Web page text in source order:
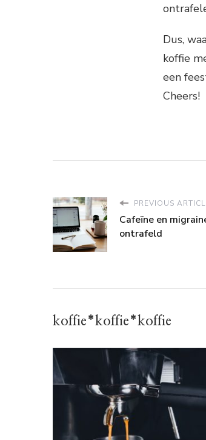
Dus,
koffie
een
Cheers!
PREVIOUS
Cafeïne en
ontrafeld
koffie*koffie*koffie